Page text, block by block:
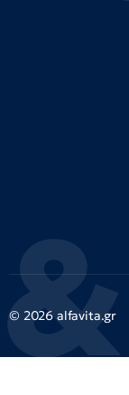
© 2026 alfavita.gr